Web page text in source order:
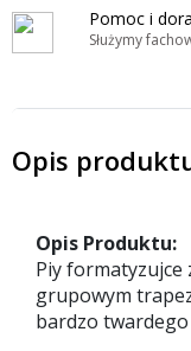
Pomoc i
Służymy
Opis
Opis Produktu:
Piy formatyzujce
grupowym
bardzo